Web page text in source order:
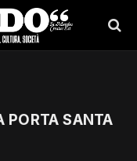
PORTA SANTA